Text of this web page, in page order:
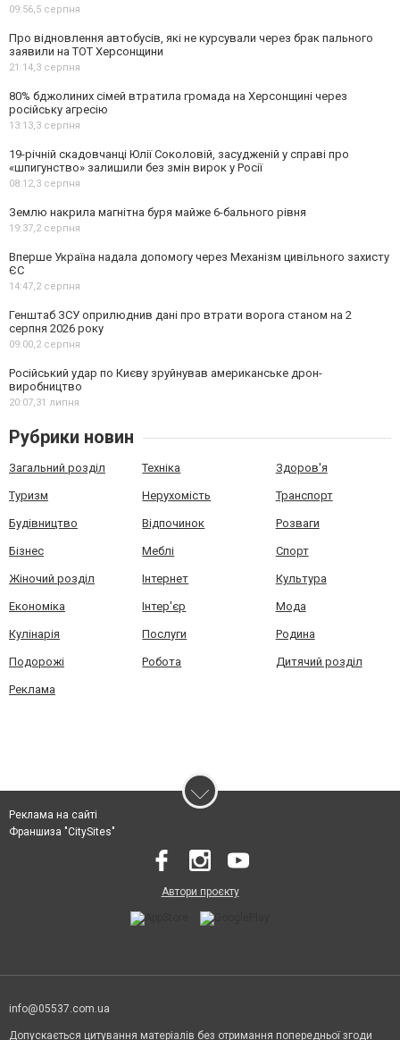
09:56,5 серпня
Про відновлення автобусів, які не курсували через брак пального
заявили на ТОТ Херсонщини
21:14,3 серпня
80% бджолиних сімей втратила громада на Херсонщині через
російську агресію
13:13,3 серпня
19-річній скадовчанці Юлії Соколовій, засудженій у справі про
«шпигунство» залишили без змін вирок у Росії
08:12,3 серпня
Землю накрила магнітна буря майже 6-бального рівня
19:37,2 серпня
Вперше Україна надала допомогу через Механізм цивільного захисту
ЄС
14:47,2 серпня
Генштаб ЗСУ оприлюднив дані про втрати ворога станом на 2
серпня 2026 року
09:00,2 серпня
Російський удар по Києву зруйнував американське дрон-
виробництво
20:07,31 липня
Рубрики новин
Загальний розділ Техніка Здоров'я
Туризм Нерухомість Транспорт
Будівництво Відпочинок Розваги
Бізнес Меблі Спорт
Жіночий розділ Інтернет Культура
Економіка Інтер'єр Мода
Кулінарія Послуги Родина
Подорожі Робота Дитячий розділ
Реклама
Реклама на сайті
Франшиза "CitySites"
Автори проєкту
info@05537.com.ua
Допускається цитування матеріалів без отримання попередньої згоди